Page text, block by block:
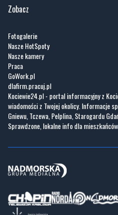
Zobacz
Fotogalerie
Nasze HotSpoty
Nasze kamery
Praca
GoWork.pl
dlafirm.pracuj.pl
Kociewie24.pl - portal informacyjny z
wiadomości z Twojej okolicy. Informacje
Gniewu, Tczewa, Pelplina, Starogardu
Sprawdzone, lokalne info dla